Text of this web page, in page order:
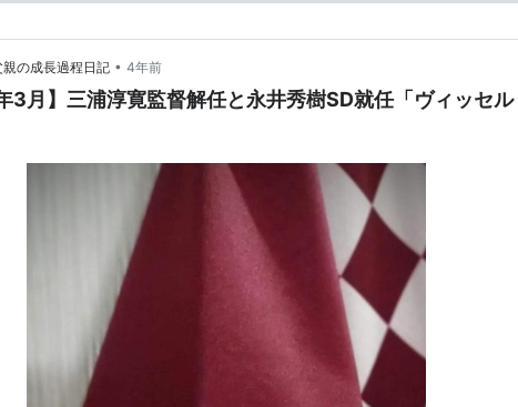
の成長過程日記 • 4年前
3月】三浦淳寛監督解任と永井秀樹SD就任「ヴィッセル